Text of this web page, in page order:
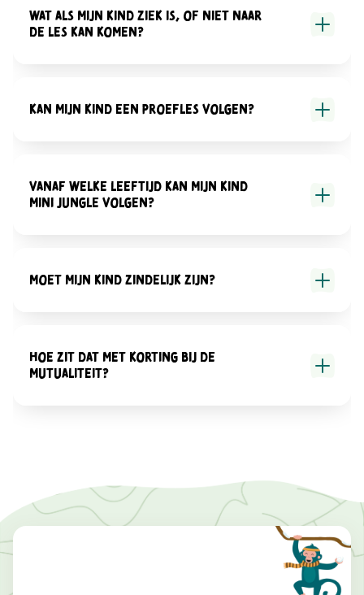
Wat als mijn kind ziek is, of niet naar
de les kan komen?
Kan mijn kind een proefles volgen?
Vanaf welke leeftijd kan mijn kind
Mini Jungle volgen?
Moet mijn kind zindelijk zijn?
Hoe zit dat met korting bij de
mutualiteit?